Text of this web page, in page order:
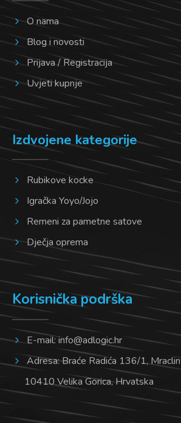
O nama
Blog i novosti
Prijava / Registracija
Uvjeti kupnje
Izdvojene kategorije
Rubikove kocke
Igračka Yoyo/Jojo
Remeni za pametne satove
Dječja oprema
Korisnička podrška
E-mail:info@adlogic.hr
Adresa: Braće Radića 136/1, Mraclin
10410 Velika Gorica, Hrvatska